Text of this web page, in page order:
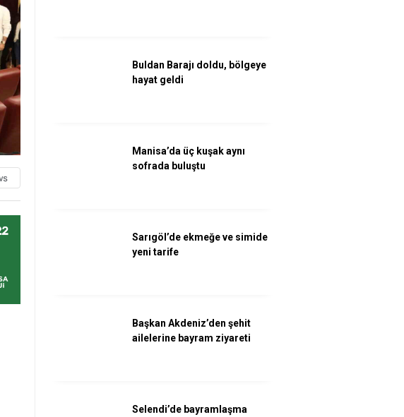
Buldan Barajı doldu, bölgeye
hayat geldi
Manisa’da üç kuşak aynı
sofrada buluştu
Sarıgöl’de ekmeğe ve simide
yeni tarife
Başkan Akdeniz’den şehit
ailelerine bayram ziyareti
Selendi’de bayramlaşma